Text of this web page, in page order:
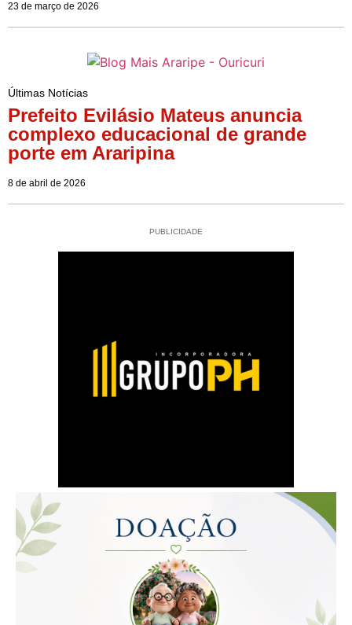
23 de março de 2026
Últimas Notícias
Prefeito Evilásio Mateus anuncia
complexo educacional de grande
porte em Araripina
8 de abril de 2026
PUBLICIDADE